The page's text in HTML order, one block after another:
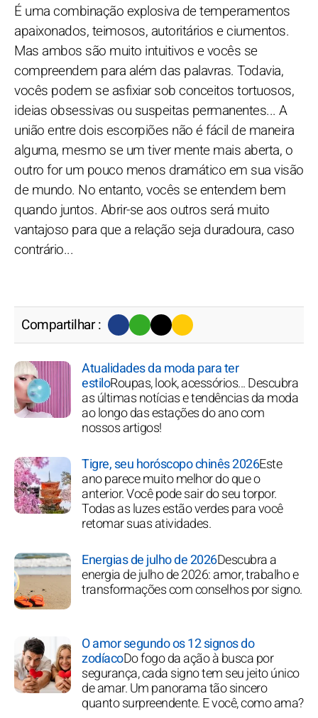
É uma combinação explosiva de temperamentos
apaixonados, teimosos, autoritários e ciumentos.
Mas ambos são muito intuitivos e vocês se
compreendem para além das palavras. Todavia,
vocês podem se asfixiar sob conceitos tortuosos,
ideias obsessivas ou suspeitas permanentes... A
união entre dois escorpiões não é fácil de maneira
alguma, mesmo se um tiver mente mais aberta, o
outro for um pouco menos dramático em sua visão
de mundo. No entanto, vocês se entendem bem
quando juntos. Abrir-se aos outros será muito
vantajoso para que a relação seja duradoura, caso
contrário...
Compartilhar :
Atualidades da moda para ter
estiloRoupas, look, acessórios... Descubra
as últimas notícias e tendências da moda
ao longo das estações do ano com
nossos artigos!
Tigre, seu horóscopo chinês 2026Este
ano parece muito melhor do que o
anterior. Você pode sair do seu torpor.
Todas as luzes estão verdes para você
retomar suas atividades.
Energias de julho de 2026Descubra a
energia de julho de 2026: amor, trabalho e
transformações com conselhos por signo.
O amor segundo os 12 signos do
zodíacoDo fogo da ação à busca por
segurança, cada signo tem seu jeito único
de amar. Um panorama tão sincero
quanto surpreendente. E você, como ama?